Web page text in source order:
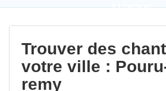
9,5(100%)69
votes
Trouver des
votre ville :
remy